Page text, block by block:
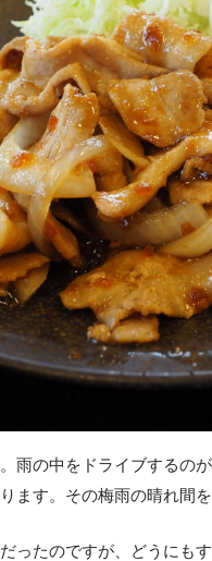
雨の中をドライブするの
ます。その梅雨の晴れ間
ったのですが、どうにも